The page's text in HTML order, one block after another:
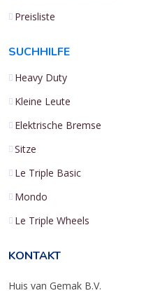
Preisliste
SUCHHILFE
Heavy Duty
Kleine Leute
Elektrische Bremse
Sitze
Le Triple Basic
Mondo
Le Triple Wheels
KONTAKT
Huis van Gemak B.V.